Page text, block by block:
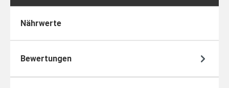
Nährwerte
Bewertungen